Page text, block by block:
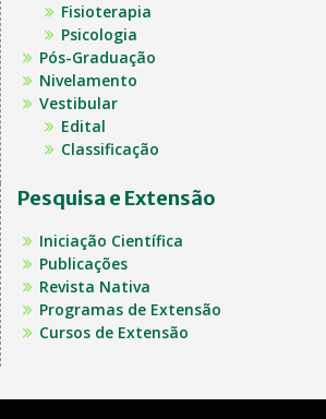
Fisioterapia
Psicologia
Pós-Graduação
Nivelamento
Vestibular
Edital
Classificação
Pesquisa e Extensão
Iniciação Científica
Publicações
Revista Nativa
Programas de Extensão
Cursos de Extensão